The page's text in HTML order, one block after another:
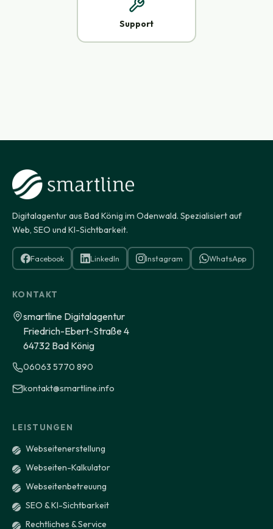
Support
Digitalagentur aus Bad König im Odenwald. Spezialisiert auf
Web, SEO und KI-Sichtbarkeit.
Facebook LinkedIn Instagram WhatsApp
KONTAKT
smartline Digitalagentur
Friedrich-Ebert-Straße 4
64732 Bad König
06063 5770 890
kontakt@smartline.info
LEISTUNGEN
Webseitenerstellung
Webseiten-Kalkulator
Webseitenbetreuung
SEO & KI-Sichtbarkeit
Rechtliches & Service